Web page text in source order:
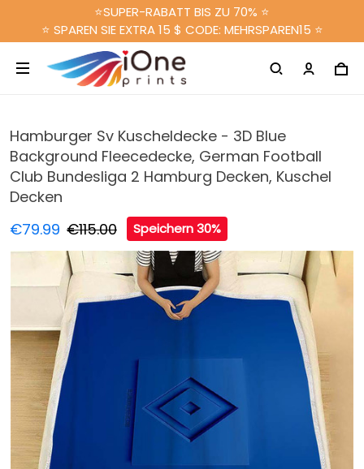
⭐SUPER-RABATT BIS ZU 70% ⭐
⭐ SPAREN SIE EXTRA 15 $ CODE: MEHRSPAREN15 ⭐
Hamburger Sv Kuscheldecke - 3D Blue
Background Fleecedecke, German Football
Club Bundesliga 2 Hamburg Decken, Kuschel
Decken
€79.99 €115.00 Speichern 30%